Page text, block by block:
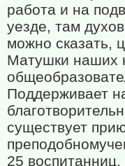
работа и на
уезде, там
можно сказать,
Матушки наших
Поддерживает
существует
25